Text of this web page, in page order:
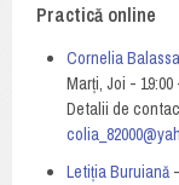
Practică online
Cornelia
Marți, Joi - 19:00
Detalii de
Letiția Buruiană-